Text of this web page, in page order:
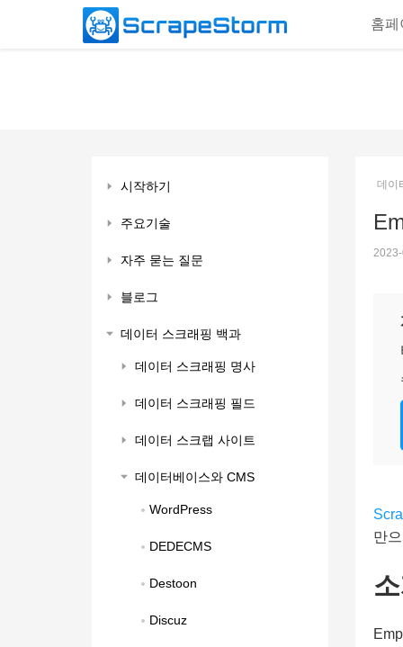
홈페
시작하기
주요기술
자주 묻는 질문
블로그
데이터 스크래핑 백과
데이터 스크래핑 명사
데이터 스크래핑 필드
데이터 스크랩 사이트
데이터베이스와 CMS
WordPress
DEDECMS
Destoon
Discuz
데이
만